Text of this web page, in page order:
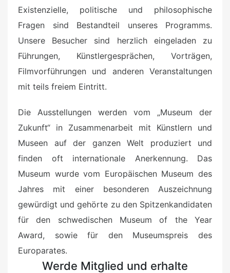
Existenzielle, politische und philosophische
Fragen sind Bestandteil unseres Programms.
Unsere Besucher sind herzlich eingeladen zu
Führungen, Künstlergesprächen, Vorträgen,
Filmvorführungen und anderen Veranstaltungen
mit teils freiem Eintritt.
Die Ausstellungen werden vom „Museum der
Zukunft“ in Zusammenarbeit mit Künstlern und
Museen auf der ganzen Welt produziert und
finden oft internationale Anerkennung. Das
Museum wurde vom Europäischen Museum des
Jahres mit einer besonderen Auszeichnung
gewürdigt und gehörte zu den Spitzenkandidaten
für den schwedischen Museum of the Year
Award, sowie für den Museumspreis des
Europarates.
Werde Mitglied und erhalte